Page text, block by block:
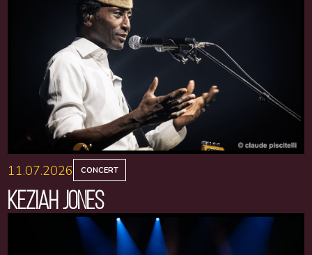
11.07.2026 CONCERT
KEZIAH JONES